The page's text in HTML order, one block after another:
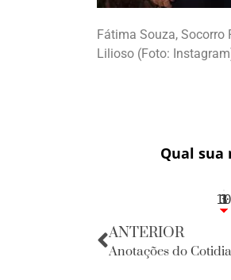
Fátima Souza, Socorro
Lilioso (Foto:
Qual sua
3
1
1
3
10
ANTERIOR
Anotações do